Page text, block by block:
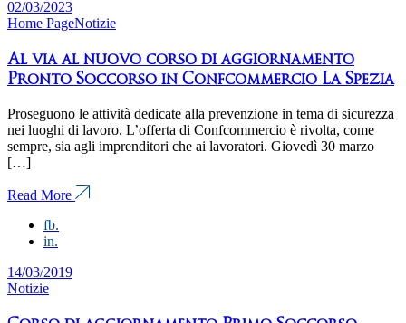
02/03/2023
Home PageNotizie
Al via al nuovo corso di aggiornamento
Pronto Soccorso in Confcommercio La Spezia
Proseguono le attività dedicate alla prevenzione in tema di sicurezza
nei luoghi di lavoro. L’offerta di Confcommercio è rivolta, come
sempre, sia agli imprenditori che ai lavoratori. Giovedì 30 marzo
[…]
Read More
fb.
in.
14/03/2019
Notizie